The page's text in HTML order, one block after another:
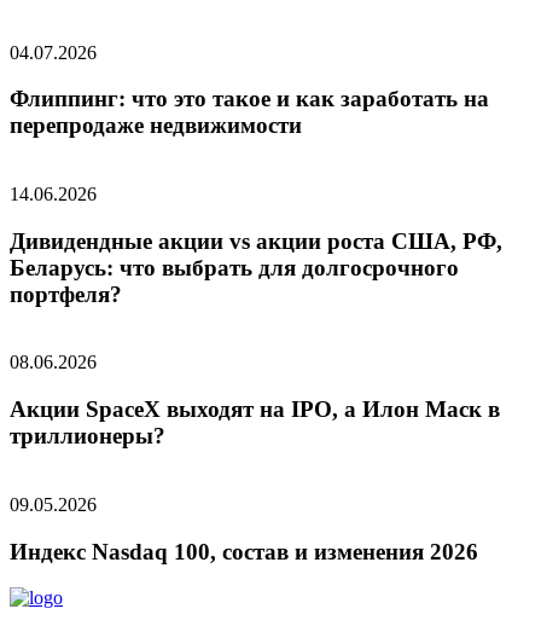
04.07.2026
Флиппинг: что это такое и как заработать на
перепродаже недвижимости
14.06.2026
Дивидендные акции vs акции роста США, РФ,
Беларусь: что выбрать для долгосрочного
портфеля?
08.06.2026
Акции SpaceX выходят на IPO, а Илон Маск в
триллионеры?
09.05.2026
Индекс Nasdaq 100, состав и изменения 2026